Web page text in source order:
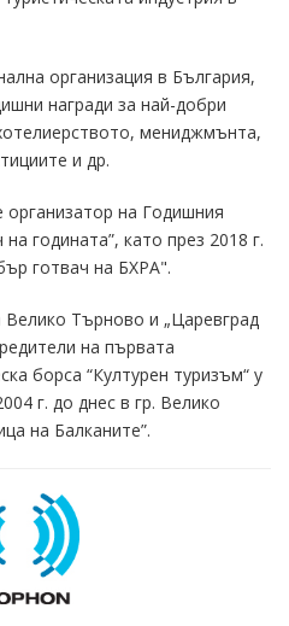
организация в България,
награди за най-добри
мениджмънта,
и др.
организатор на Годишния
годината”, като през 2018 г.
готвач на БХРА".
Търново и „Царевград
на първата
борса “Културен туризъм“ у
г. до днес в гр. Велико
на Балканите”.